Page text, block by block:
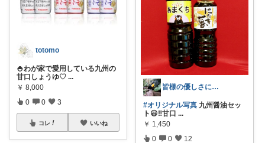
totomo
🍚わが家で愛用している九州の
甘口しょうゆ♡ ...
￥ 8,000
0 0 3
コレ いいね
皆様の優しさに感謝です✨happyミルク
#オリジナル写真 九州醤油セッ
ト😃‼️甘口 ...
￥ 1,450
0 0 12